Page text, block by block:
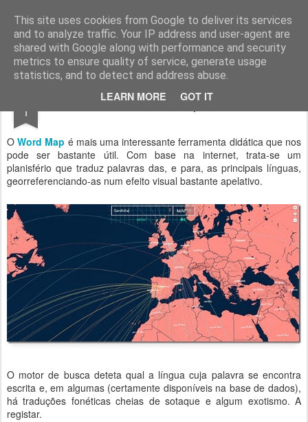
This site uses cookies from Google to deliver its services
and to analyze traffic. Your IP address and user-agent are
shared with Google along with performance and security
metrics to ensure quality of service, generate usage
statistics, and to detect and address abuse.
LEARN MORE GOT IT
Geopalavras
canal800 clique ZapCanal
1 Word Map.
OWord Map é mais uma interessante ferramenta didática que nos
pode ser bastante útil. Com base na internet, trata-se um
planisfério que traduz palavras das, e para, as principais línguas,
georreferenciando-as num efeito visual bastante apelativo.
O motor de busca deteta qual a língua cuja palavra se encontra
escrita e, em algumas (certamente disponíveis na base de dados),
há traduções fonéticas cheias de sotaque e algum exotismo. A
registar.